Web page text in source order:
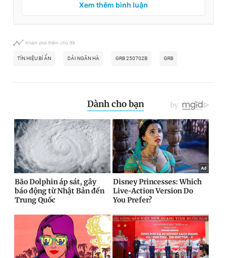
Xem thêm bình luận
Khám phá thêm chủ đề
TÍN HIỆU BÍ ẨN DẢI NGÂN HÀ GRB 250702B GRB